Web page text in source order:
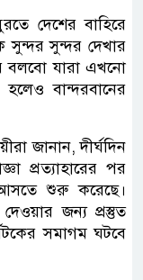
দেশের বাহিরে
সুন্দর সুন্দর দেখার
বলবো যারা এখনো
বান্দরবানের
জানান, দীর্ঘদিন
প্রত্যাহারের পর
আসতে শুরু করেছে।
জন্য প্রস্তুত
সমাগম ঘটবে